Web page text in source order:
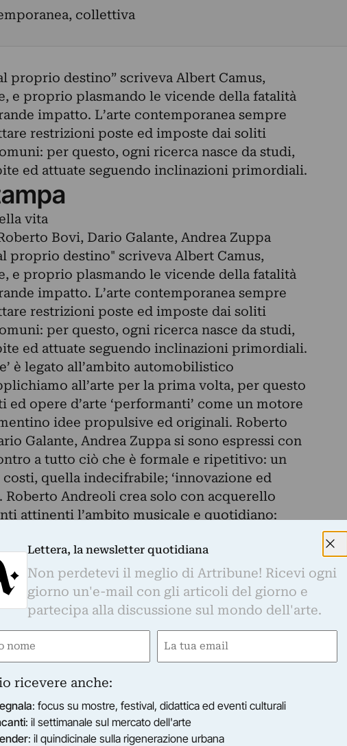
collettiva
proprio destino” scriveva Albert Camus,
e proprio plasmando le vicende della fatalità
impatto. L’arte contemporanea sempre
restrizioni poste ed imposte dai soliti
per questo, ogni ricerca nasce da studi,
ed attuate seguendo inclinazioni primordiali.
vita
Bovi, Dario Galante, Andrea Zuppa
proprio destino" scriveva Albert Camus,
e proprio plasmando le vicende della fatalità
impatto. L’arte contemporanea sempre
restrizioni poste ed imposte dai soliti
per questo, ogni ricerca nasce da studi,
ed attuate seguendo inclinazioni primordiali.
è legato all’ambito automobilistico
all’arte per la prima volta, per questo
ed opere d’arte ‘performanti’ come un motore
idee propulsive ed originali. Roberto
Galante, Andrea Zuppa si sono espressi con
a tutto ciò che è formale e ripetitivo: un
quella indecifrabile; ‘innovazione ed
Roberto Andreoli crea solo con acquerello
attinenti l’ambito musicale e quotidiano:
e paesaggi la sua arte è particolareggiata,
ed elegante sempre individuata con toni
Bovi si avvale di diverse tecniche,
figurativi e astrattisti per esprimere le
artistica che lo regola. Artista poliedrico,
di incompiuto’ lasciando, così,
la completezza dell’opera. Dario
astratte e gestuali con delineazioni nette e
all’astrattismo geografico e, poi, alla
è parte integrante dell’opera e,
malta, si creano superfici tridimensionali
cui si squarcia la tela e si usano diversificati
Lettera, la newsletter quotidiana
Non perdetevi il meglio di Artribune! Ricevi ogni
giorno un'e-mail con gli articoli del giorno e
partecipa alla discussione sul mondo dell'arte.
Email
ricevere anche:
: focus su mostre, festival, didattica ed eventi culturali
: il settimanale sul mercato dell'arte
: il quindicinale sulla rigenerazione urbana